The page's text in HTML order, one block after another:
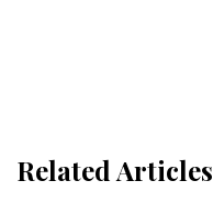
Related Articles